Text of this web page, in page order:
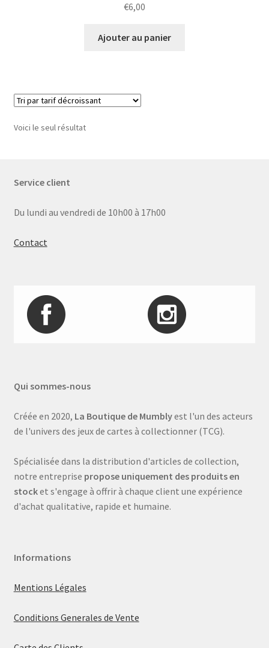
€6,00
Ajouter au panier
Voici le seul résultat
Service client
Du lundi au vendredi de 10h00 à 17h00
Contact
Qui sommes-nous
Créée en 2020, La Boutique de Mumblyest l'un des acteurs
de l'univers des jeux de cartes à collectionner (TCG).
Spécialisée dans la distribution d'articles de collection,
notre entreprise propose uniquement des produits en
stocket s'engage à offrir à chaque client une expérience
d'achat qualitative, rapide et humaine.
Informations
Mentions Légales
Conditions Generales de Vente